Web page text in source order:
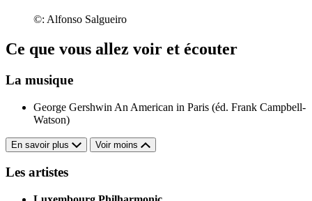
©: Alfonso Salgueiro
Ce que vous allez voir et écouter
La musique
George Gershwin An American in Paris (éd. Frank Campbell-
Watson)
En savoir plus Voir moins
Les artistes